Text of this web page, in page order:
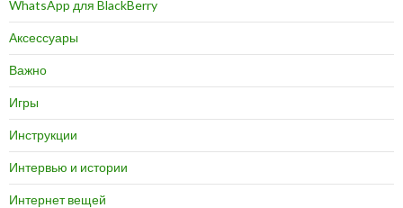
WhatsApp для BlackBerry
Аксессуары
Важно
Игры
Инструкции
Интервью и истории
Интернет вещей